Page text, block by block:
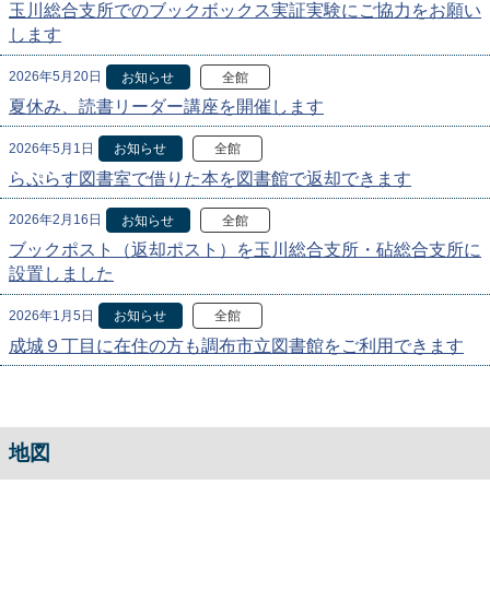
玉川総合支所でのブックボックス実証実験にご協力をお願い
します
2026年5月20日 お知らせ 全館
夏休み、読書リーダー講座を開催します
2026年5月1日 お知らせ 全館
らぷらす図書室で借りた本を図書館で返却できます
2026年2月16日 お知らせ 全館
ブックポスト（返却ポスト）を玉川総合支所・砧総合支所に
設置しました
2026年1月5日 お知らせ 全館
成城９丁目に在住の方も調布市立図書館をご利用できます
地図